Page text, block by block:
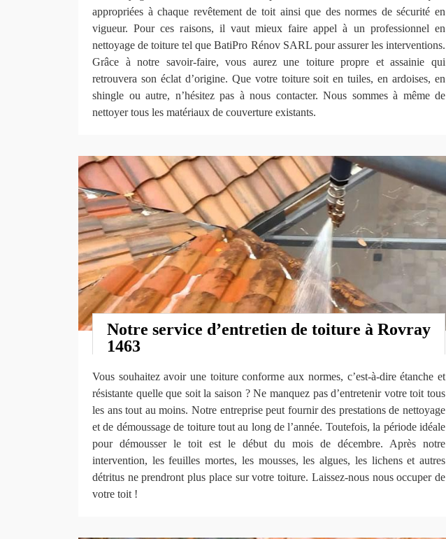
appropriées à chaque revêtement de toit ainsi que des normes de sécurité en
vigueur. Pour ces raisons, il vaut mieux faire appel à un professionnel en
nettoyage de toiture tel que BatiPro Rénov SARL pour assurer les interventions.
Grâce à notre savoir-faire, vous aurez une toiture propre et assainie qui
retrouvera son éclat d’origine. Que votre toiture soit en tuiles, en ardoises, en
shingle ou autre, n’hésitez pas à nous contacter. Nous sommes à même de
nettoyer tous les matériaux de couverture existants.
Notre service d’entretien de toiture à Rovray
1463
Vous souhaitez avoir une toiture conforme aux normes, c’est-à-dire étanche et
résistante quelle que soit la saison ? Ne manquez pas d’entretenir votre toit tous
les ans tout au moins. Notre entreprise peut fournir des prestations de nettoyage
et de démoussage de toiture tout au long de l’année. Toutefois, la période idéale
pour démousser le toit est le début du mois de décembre. Après notre
intervention, les feuilles mortes, les mousses, les algues, les lichens et autres
détritus ne prendront plus place sur votre toiture. Laissez-nous nous occuper de
votre toit !